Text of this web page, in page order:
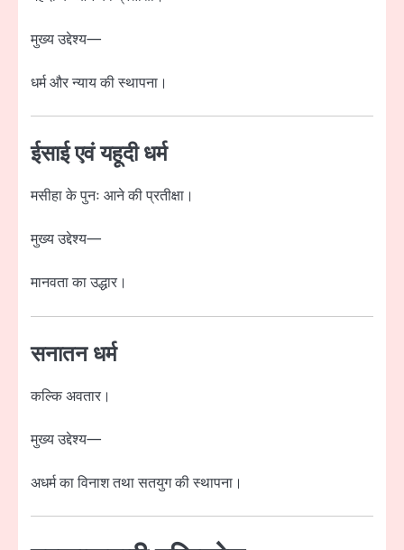
मुख्य उद्देश्य—
धर्म और न्याय की स्थापना।
ईसाई एवं यहूदी धर्म
मसीहा के पुनः आने की प्रतीक्षा।
मुख्य उद्देश्य—
मानवता का उद्धार।
सनातन धर्म
कल्कि अवतार।
मुख्य उद्देश्य—
अधर्म का विनाश तथा सतयुग की स्थापना।